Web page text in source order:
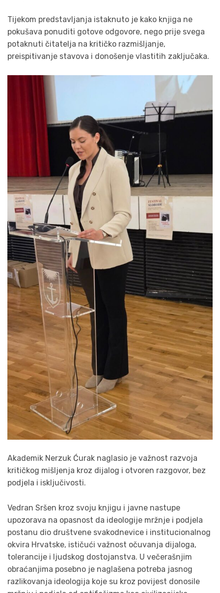
Tijekom predstavljanja istaknuto je kako knjiga ne
pokušava ponuditi gotove odgovore, nego prije svega
potaknuti čitatelja na kritičko razmišljanje,
preispitivanje stavova i donošenje vlastitih zaključaka.
Akademik Nerzuk Ćurak naglasio je važnost razvoja
kritičkog mišljenja kroz dijalog i otvoren razgovor, bez
podjela i isključivosti.
Vedran Sršen kroz svoju knjigu i javne nastupe
upozorava na opasnost da ideologije mržnje i podjela
postanu dio društvene svakodnevice i institucionalnog
okvira Hrvatske, ističući važnost očuvanja dijaloga,
tolerancije i ljudskog dostojanstva. U večerašnjim
obraćanjima posebno je naglašena potreba jasnog
razlikovanja ideologija koje su kroz povijest donosile